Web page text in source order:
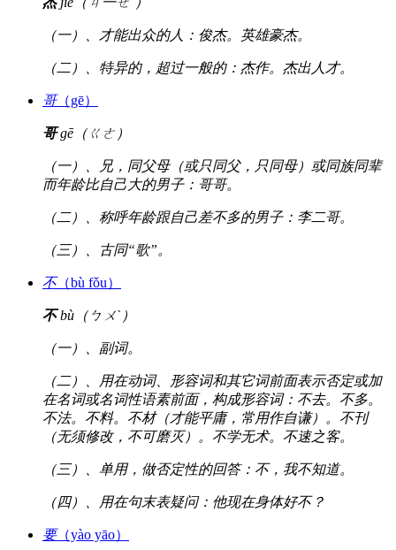
（一）、才能出众的人：俊杰。英雄豪杰。
（二）、特异的，超过一般的：杰作。杰出人才。
哥（gē）
哥gē（ㄍㄜ）
（一）、兄，同父母（或只同父，只同母）或同族同辈
而年龄比自己大的男子：哥哥。
（二）、称呼年龄跟自己差不多的男子：李二哥。
（三）、古同“歌”。
不（bù fǒu）
不bù（ㄅㄨˋ）
（一）、副词。
（二）、用在动词、形容词和其它词前面表示否定或加
在名词或名词性语素前面，构成形容词：不去。不多。
不法。不料。不材（才能平庸，常用作自谦）。不刊
（无须修改，不可磨灭）。不学无术。不速之客。
（三）、单用，做否定性的回答：不，我不知道。
（四）、用在句末表疑问：他现在身体好不？
要（yào yāo）